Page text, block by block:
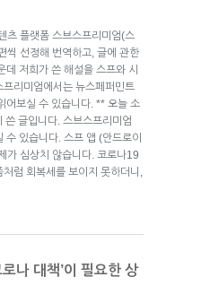
츠 플랫폼 스브스프리미엄(스
씩 선정해 번역하고, 글에 관한
저희가 쓴 해설을 스프와 시
리미엄에서는 뉴스페퍼민트
어보실 수 있습니다. ** 오늘 소
글입니다. 스브스프리미엄
수 있습니다. 스프 앱 (안드로이
가 심상치 않습니다. 코로나19
럼 회복세를 보이지 못하더니,
나 대책’이 필요한 상